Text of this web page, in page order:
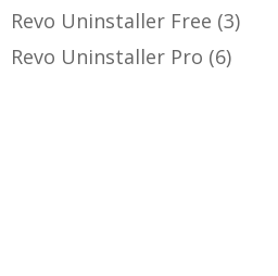
Revo Uninstaller Free (3)
Revo Uninstaller Pro (6)